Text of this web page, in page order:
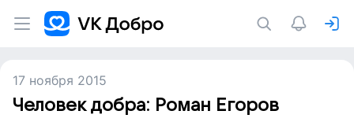
17 ноября 2015
Человек добра: Роман Егоров